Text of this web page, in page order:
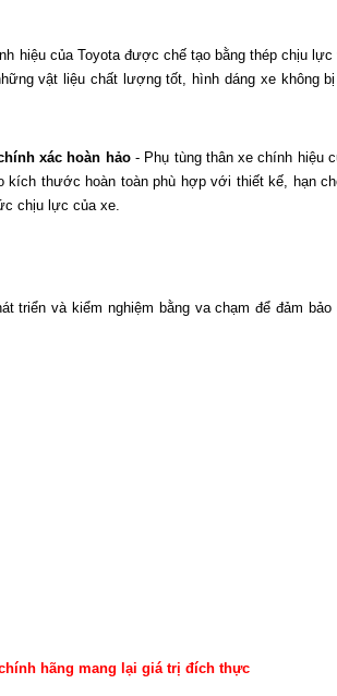
hiệu của Toyota được chế tạo bằng thép chịu
vật liệu chất lượng tốt, hình dáng xe không
xác hoàn hảo- Phụ tùng thân xe chính hiệu
kích thước hoàn toàn phù hợp với thiết kế, hạn
chịu lực của xe.
triển và kiểm nghiệm bằng va chạm để đảm
hãng mang lại giá trị đích thực